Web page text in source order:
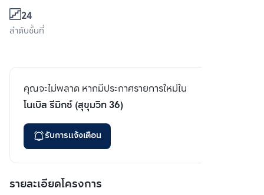
24
ลำดับชั้นที่
คุณจะไม่พลาด หากมีประกาศรายการใหม่ใน
โนเบิล รีมิกซ์ (สุขุมวิท 36)
รับการแจ้งเตือน
รายละเอียดโครงการ